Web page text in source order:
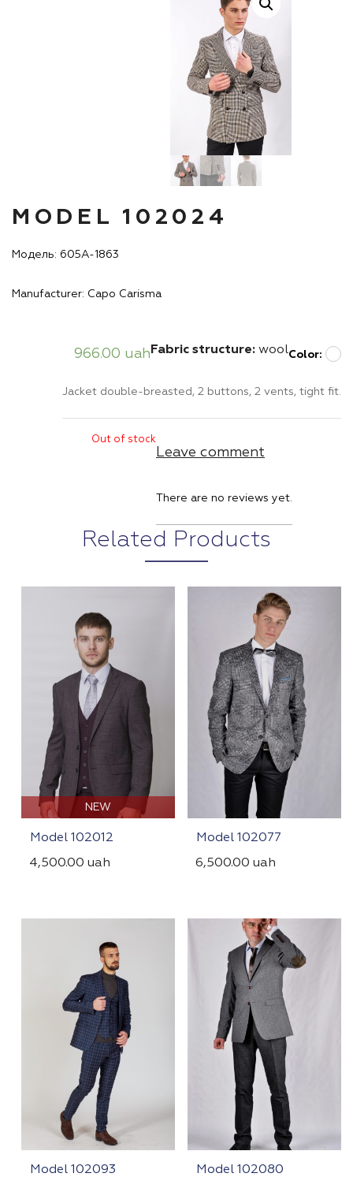
MODEL 102024
Модель: 605А-1863
Manufacturer: Capo Carisma
966.00 uah Fabric structure: woolColor:
Jacket double-breasted, 2 buttons, 2 vents, tight fit.
Out of stock
Leave comment
There are no reviews yet.
Related Products
NEW
Model 102012
4,500.00 uah
Model 102077
6,500.00uah
Model 102093
Model 102080